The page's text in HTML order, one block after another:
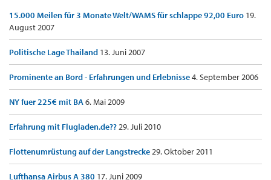
15.000 Meilen für 3 Monate Welt/WAMS für schlappe 92,00 Euro 19.
August 2007
Politische Lage Thailand 13. Juni 2007
Prominente an Bord - Erfahrungen und Erlebnisse4. September 2006
NY fuer 225€ mit BA6. Mai 2009
Erfahrung mit Flugladen.de??29. Juli 2010
Flottenumrüstung auf der Langstrecke29. Oktober 2011
Lufthansa Airbus A 380 17. Juni 2009